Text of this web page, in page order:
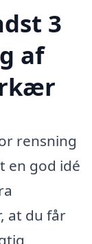
3
af
rensning
en god idé
at du får